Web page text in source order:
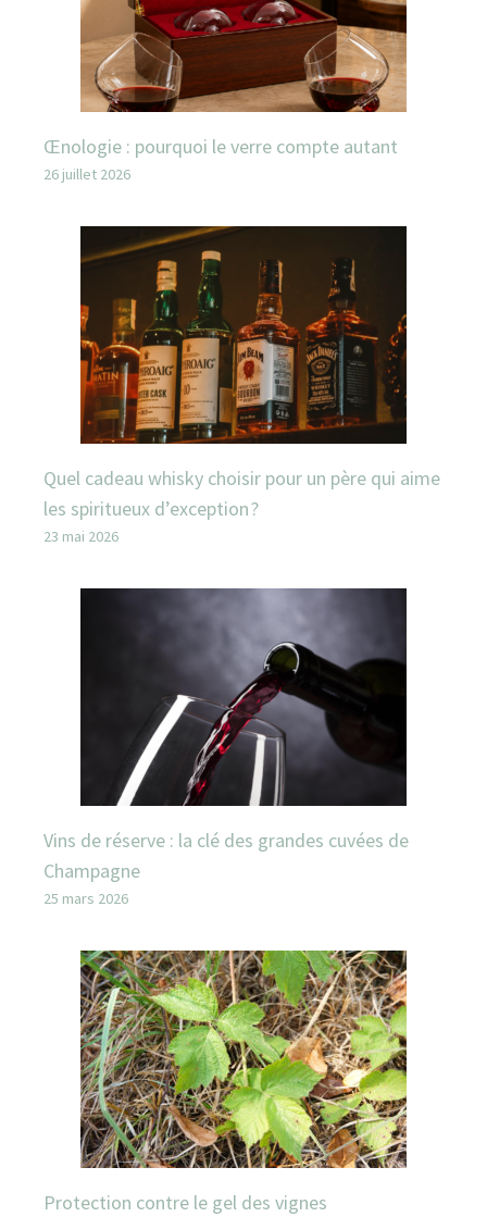
Œnologie : pourquoi le verre compte autant
26 juillet 2026
Quel cadeau whisky choisir pour un père qui aime
les spiritueux d’exception ?
23 mai 2026
Vins de réserve : la clé des grandes cuvées de
Champagne
25 mars 2026
Protection contre le gel des vignes